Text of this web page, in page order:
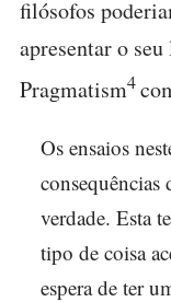
filósofos
apresentar o
Pragmatism4
Os ensaios
consequências
verdade. Esta
tipo de coisa
espera de ter